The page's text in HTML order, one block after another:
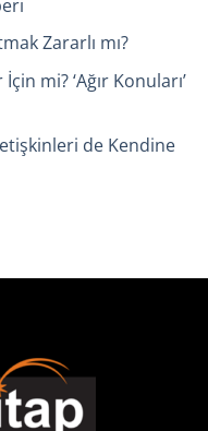
Zararlı mı?
mi? ‘Ağır Konuları’
de Kendine